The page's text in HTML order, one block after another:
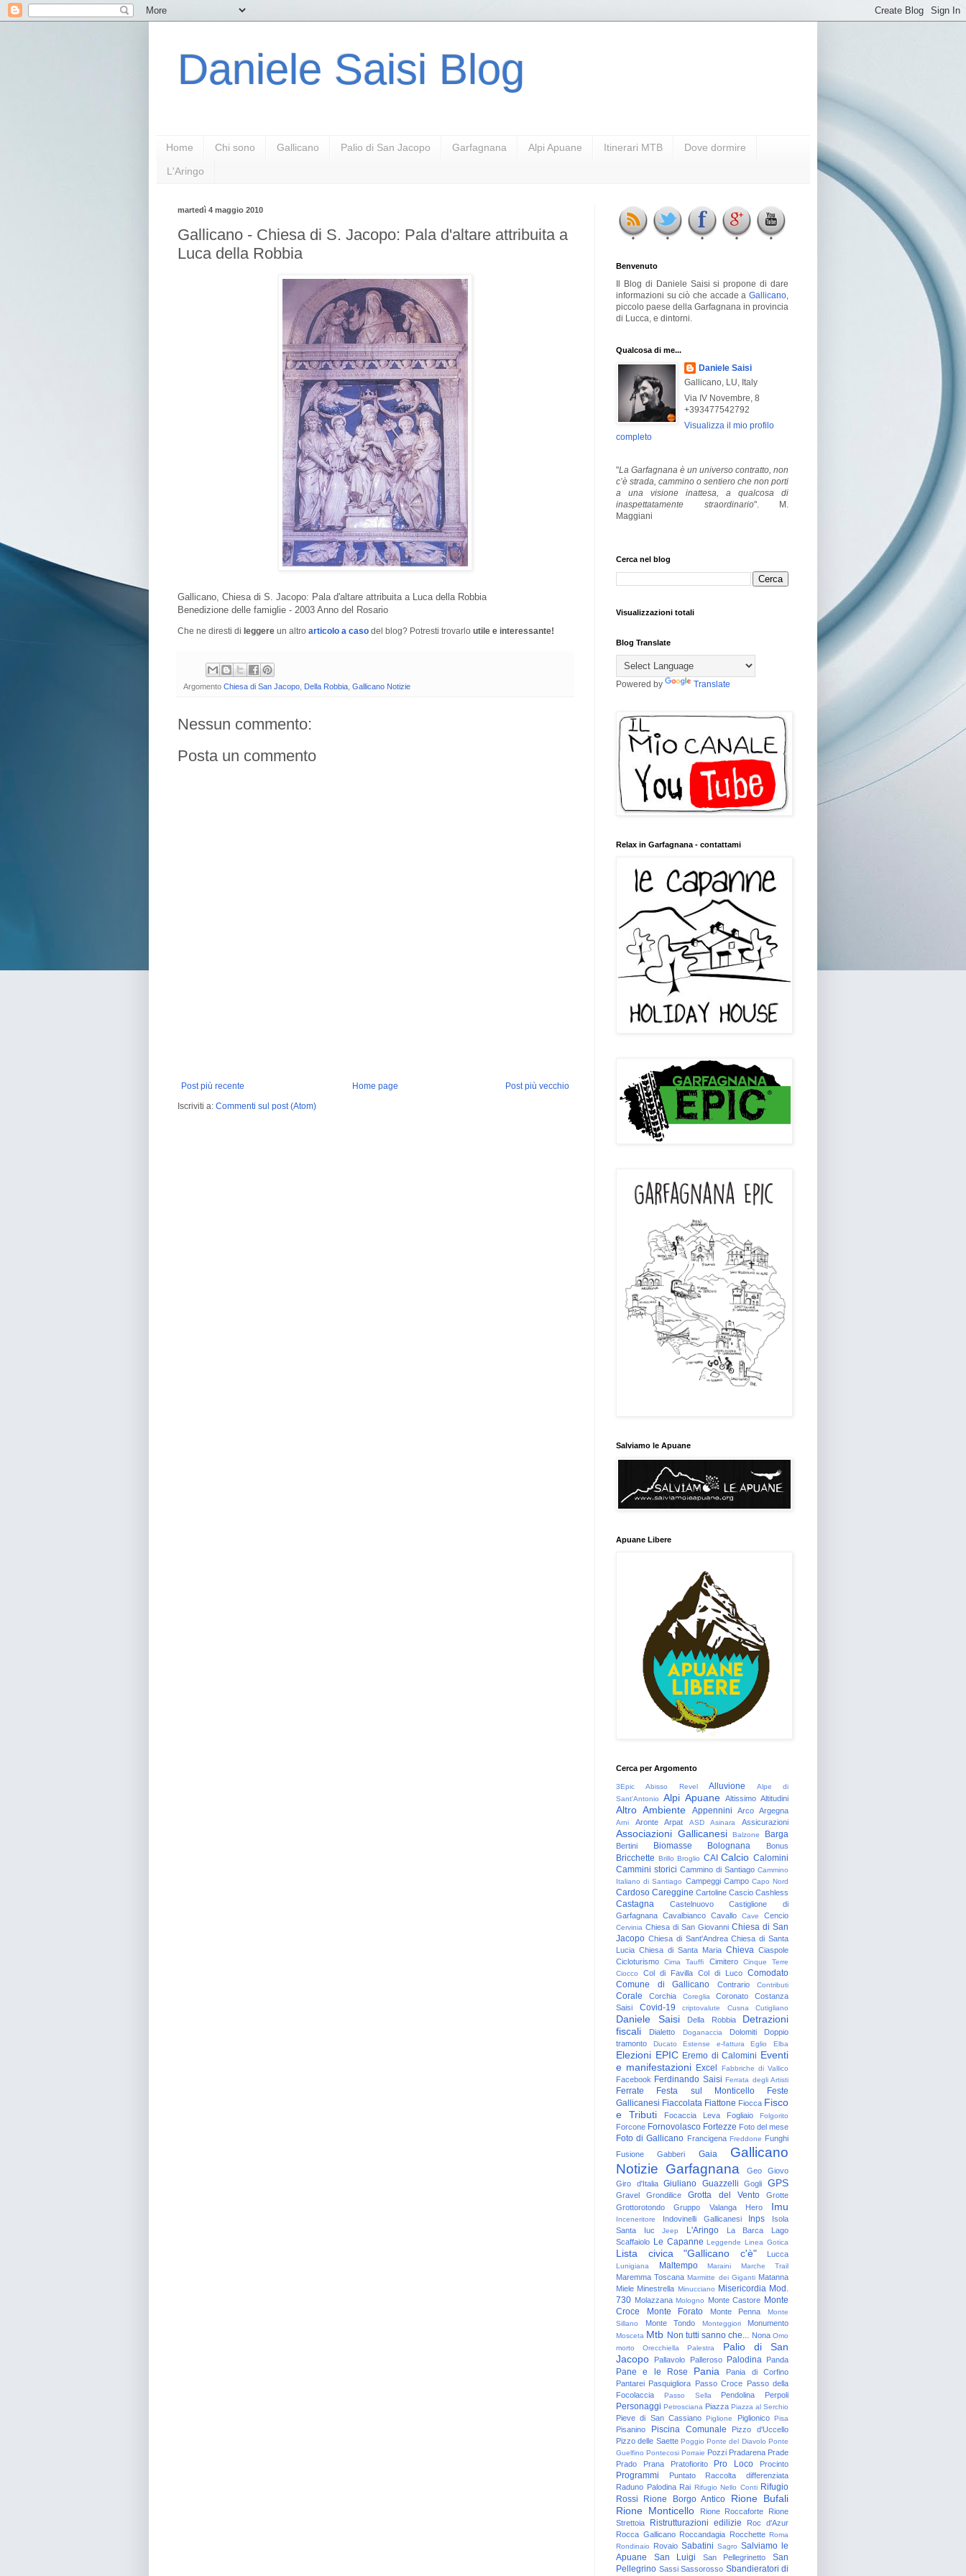
Daniele Saisi Blog
Home Chi sono Gallicano Palio di San Jacopo Garfagnana Alpi Apuane Itinerari MTB Dove dormire
L'Aringo
martedì 4 maggio 2010
Gallicano - Chiesa di S. Jacopo: Pala d'altare attribuita a
Luca della Robbia
Gallicano, Chiesa di S. Jacopo: Pala d'altare attribuita a Luca della Robbia
Benedizione delle famiglie - 2003 Anno del Rosario
Che ne diresti di leggere un altro articolo a caso del blog? Potresti trovarlo utile e interessante!
Argomento Chiesa di San Jacopo Della Robbia Gallicano Notizie
Nessun commento:
Posta un commento
Post più recente Post più vecchio
Home page
Iscriviti a: Commenti sul post (Atom)
Benvenuto
Il Blog di Daniele Saisi si propone di dare
informazioni su ciò che accade a Gallicano
piccolo paese della Garfagnana in provincia
di Lucca, e dintorni.
Qualcosa di me...
Daniele Saisi
Gallicano, LU, Italy
Via IV Novembre, 8
+393477542792
Visualizza il mio profilo
completo
"La Garfagnana è un universo contratto, non
c’è strada, cammino o sentiero che non porti
a una visione inattesa, a qualcosa di
inaspettatamente straordinario". M.
Maggiani
Cerca nel blog
Visualizzazioni totali
Blog Translate
Powered by Translate
Relax in Garfagnana - contattami
Salviamo le Apuane
Apuane Libere
Cerca per Argomento
3Epic Abisso Revel Alluvione
Alpe di
Sant'Antonio
Alpi Apuane Altissimo Altitudini
Altro Ambiente Appennini Arco Argegna
Arni Aronte Arpat ASD Asinara Assicurazioni
Associazioni Gallicanesi Balzone Barga
Bertini Biomasse Bolognana Bonus
Bricchette Brillo Broglio CAI Calcio Calomini
Cammini storici Cammino di Santiago Cammino
Italiano di Santiago Campeggi Campo Capo Nord
Cardoso Careggine Cartoline Cascio Cashless
Castagna Castelnuovo
Castiglione di
Garfagnana Cavalbianco Cavallo Cave Cencio
Cervinia Chiesa di San Giovanni Chiesa di San
Jacopo Chiesa di Sant'Andrea Chiesa di Santa
Lucia Chiesa di Santa Maria Chieva Ciaspole
Cicloturismo
Cima Tauffi Cimitero
Cinque Terre
Ciocco
Col di Favilla Col di Luco Comodato
Comune di Gallicano
Contrario Contributi
Corale Corchia Coreglia Coronato
Costanza
Saisi
Covid-19 criptovalute Cusna Cutigliano
Daniele Saisi Della Robbia
Detrazioni
fiscali
Dialetto Doganaccia Dolomiti
Doppio
tramonto
Ducato Estense e-fattura Eglio Elba
Elezioni EPIC Eremo di Calomini Eventi
e manifestazioni Excel Fabbriche di Vallico
Facebook Ferdinando Saisi Ferrata degli Artisti
Ferrate Festa sul Monticello
Feste
Gallicanesi Fiaccolata Fiattone Fiocca Fisco
e Tributi
Focaccia Leva Fogliaio Folgorito
Forcone Fornovolasco Fortezze Foto del mese
Foto di Gallicano Francigena Freddone Funghi
Fusione
Gabberi Gaia
Gallicano
Notizie Garfagnana Geo
Giovo
Giro d'Italia
Giuliano Guazzelli Gogli GPS
Gravel Grondilice Grotta del Vento
Grotte
Grottorotondo
Gruppo Valanga Hero Imu
Inceneritore Indovinelli Gallicanesi Inps
Isola
Santa
Iuc Jeep L'Aringo La Barca
Lago
Scaffaiolo Le Capanne Leggende Linea Gotica
Lista civica "Gallicano c'è" Lucca
Lunigiana Maltempo Maraini Marche Trail
Maremma Toscana Marmitte dei Giganti Matanna
Miele Minestrella Minucciano Misericordia Mod.
730 Molazzana Mologno Monte Castore Monte
Croce
Monte Forato Monte Penna
Monte
Sillano
Monte Tondo Monteggiori Monumento
Mosceta Mtb Non tutti sanno che... Nona Omo
morto
Orecchiella Palestra
Palio di San
Jacopo
Pallavolo Palleroso Palodina Panda
Pane e le Rose Pania
Pania di Corfino
Pantarei Pasquigliora Passo Croce Passo della
Focolaccia
Passo Sella Pendolina Perpoli
Personaggi Petrosciana Piazza Piazza al Serchio
Pieve di San Cassiano Piglione Piglionico Pisa
Pisanino Piscina Comunale
Pizzo d'Uccello
Pizzo delle Saette Poggio Ponte del Diavolo Ponte
Guelfino Pontecosi Porraie Pozzi Pradarena Prade
Prado
Prana Pratofiorito Pro Loco Procinto
Programmi Puntato
Raccolta differenziata
Raduno Palodina Rai Rifugio Nello Conti Rifugio
Rossi
Rione Borgo Antico
Rione Bufali
Rione Monticello
Rione Roccaforte
Rione
Strettoia
Ristrutturazioni edilizie
Roc d'Azur
Rocca Gallicano Roccandagia Rocchette Roma
Rondinaio
Rovaio Sabatini Sagro Salviamo le
Apuane
San Luigi San Pellegrinetto
San
Pellegrino Sassi Sassorosso Sbandieratori di